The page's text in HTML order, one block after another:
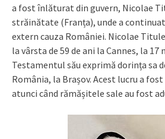
a fost înlăturat din guvern, Nicolae
străinătate (Franța), unde a
extern cauza României. Nicolae
la vârsta de 59 de ani la Cannes, la 17
Testamentul său exprimă dorința sa
România, la Brașov. Acest lucru a
atunci când rămășitele sale au fost